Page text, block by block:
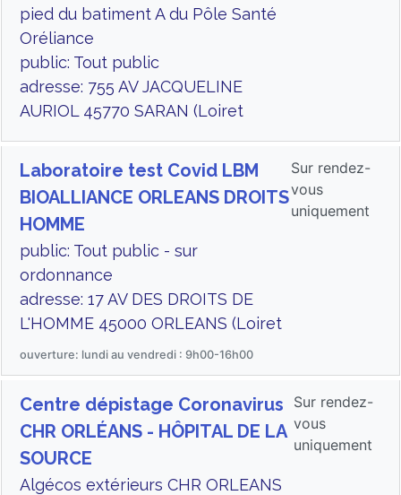
pied du batiment A du Pôle Santé
Oréliance
public: Tout public
adresse: 755 AV JACQUELINE
AURIOL 45770 SARAN (Loiret
Laboratoire test Covid LBM
BIOALLIANCE ORLEANS DROITS
HOMME
public: Tout public - sur
ordonnance
adresse: 17 AV DES DROITS DE
L'HOMME 45000 ORLEANS (Loiret
Sur rendez-
vous
uniquement
ouverture: lundi au vendredi : 9h00-16h00
Centre dépistage Coronavirus
CHR ORLÉANS - HÔPITAL DE LA
SOURCE
Algécos extérieurs CHR ORLEANS
Sur rendez-
vous
uniquement